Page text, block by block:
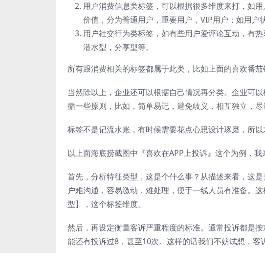
用户消费信息类标签，可以根据很多维度来打，如
价值，分为普通用户，重要用户，VIP用户；如用户
用户社交行为类标签，如有些用户爱评论互动，有
潜水型，分享型等。
所有跟消费相关的标签都属于此类，比如上面的喜欢番
当然除以上，企业还可以根据自己情况再分类。企业可
循一些原则，比如，简单易记，避免歧义，相互独立，尽
标签不是记流水账，有时候需要花点心思设计琢磨，所以
以上面海底捞截图中『喜欢在APP上投诉』这个为例，我
首先，分析特征类型，这是个什么事？从描述来看，这
户难沟通，容易激动，难处理，便于一线人员有准备。
型】，这个标签维度。
然后，再设定衡量客诉严重程度的标准。通常投诉都是
能还有投诉过8，甚至10次。这样的话我们不妨试想，客